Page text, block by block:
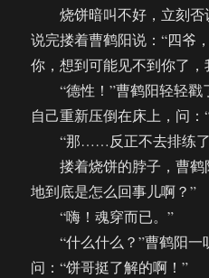
烧饼暗叫不好，立刻否
说完搂着曹鹤阳说：“四爷
你，想到可能见不到你了
“德性！”曹鹤阳轻轻戳
自己重新压倒在床上，问：
“那……反正不去排练了
搂着烧饼的脖子，曹鹤
地到底是怎么回事儿啊？”
“嗨！魂穿而已。”
“什么什么？”曹鹤阳一
问：“饼哥挺了解的啊！”